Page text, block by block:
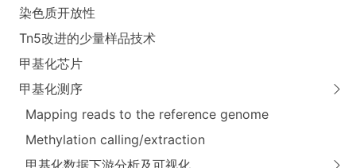
染色质开放性
Tn5改进的少量样品技术
甲基化芯片
甲基化测序
Mapping reads to the reference genome
Methylation calling/extraction
甲基化数据下游分析及可视化